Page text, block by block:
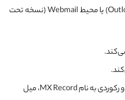
زمانی که شما در نرم‌افزاری مانند آوت‌لوک (Outlook) یا محیط Webmail (نسخه تحت
با استفاده از سیستم نام دامنه (DNS) و رکوردی به نام MX Record، میل